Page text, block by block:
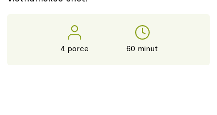
4 porce 60 minut